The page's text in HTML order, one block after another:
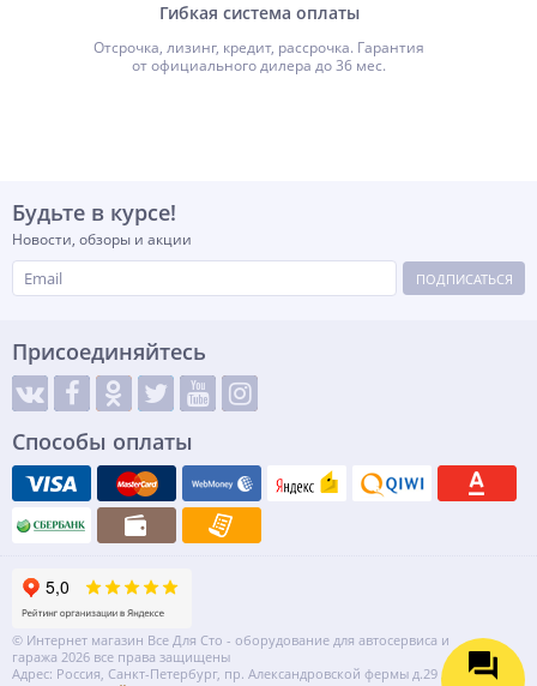
Гибкая система оплаты
Отсрочка, лизинг, кредит, рассрочка. Гарантия
от официального дилера до 36 мес.
Будьте в курсе!
Новости, обзоры и акции
ПОДПИСАТЬСЯ
Присоединяйтесь
Способы оплаты
© Интернет магазин Все Для Сто - оборудование для автосервиса и
гаража 2026 все права защищены
Адрес: Россия, Санкт-Петербург, пр. Александровской фермы д.29 литер ВГ